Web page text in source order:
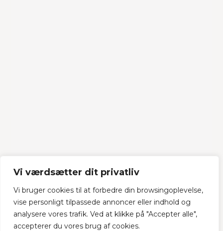
Vi værdsætter dit privatliv
Vi bruger cookies til at forbedre din browsingoplevelse,
vise personligt tilpassede annoncer eller indhold og
analysere vores trafik. Ved at klikke på "Accepter alle",
accepterer du vores brug af cookies.